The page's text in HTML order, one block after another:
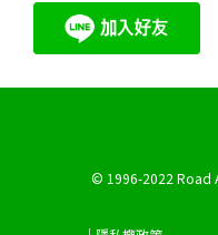
© 1996-2022 Road